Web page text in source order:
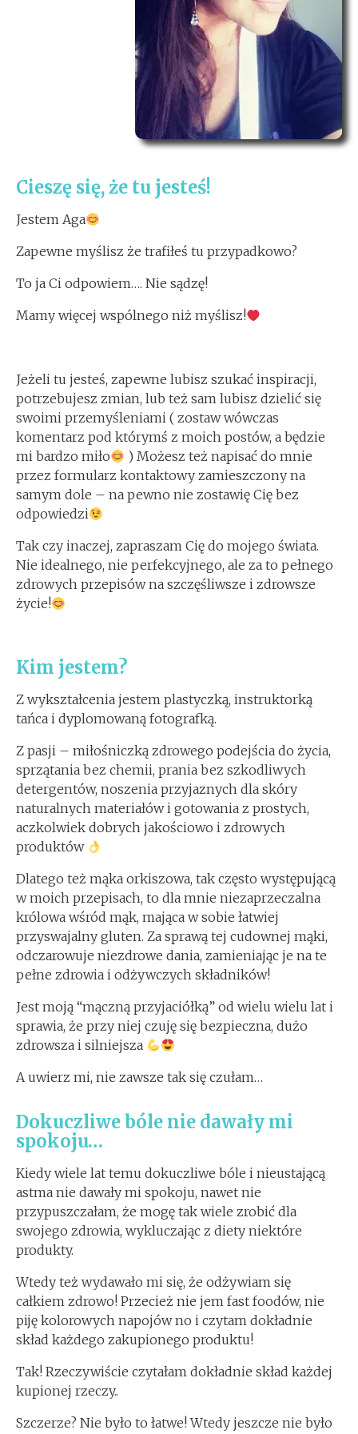
Cieszę się, że tu jesteś!
Jestem Aga
Zapewne myślisz że trafiłeś tu przypadkowo?
To ja Ci odpowiem…. Nie sądzę!
Mamy więcej wspólnego niż myślisz!
Jeżeli tu jesteś, zapewne lubisz szukać inspiracji,
potrzebujesz zmian, lub też sam lubisz dzielić się
swoimi przemyśleniami ( zostaw wówczas
komentarz pod którymś z moich postów, a będzie
mi bardzo miło
) Możesz też napisać do mnie
przez formularz kontaktowy zamieszczony na
samym dole – na pewno nie zostawię Cię bez
odpowiedzi
Tak czy inaczej, zapraszam Cię do mojego świata.
Nie idealnego, nie perfekcyjnego, ale za to pełnego
zdrowych przepisów na szczęśliwsze i zdrowsze
życie!
Kim jestem?
Z wykształcenia jestem plastyczką, instruktorką
tańca i dyplomowaną fotografką.
Z pasji – miłośniczką zdrowego podejścia do życia,
sprzątania bez chemii, prania bez szkodliwych
detergentów, noszenia przyjaznych dla skóry
naturalnych materiałów i gotowania z prostych,
aczkolwiek dobrych jakościowo i zdrowych
produktów
Dlatego też mąka orkiszowa, tak często występującą
w moich przepisach, to dla mnie niezaprzeczalna
królowa wśród mąk, mająca w sobie łatwiej
przyswajalny gluten. Za sprawą tej cudownej mąki,
odczarowuje niezdrowe dania, zamieniając je na te
pełne zdrowia i odżywczych składników!
Jest moją “mączną przyjaciółką” od wielu wielu lat i
sprawia, że przy niej czuję się bezpieczna, dużo
zdrowsza i silniejsza
A uwierz mi, nie zawsze tak się czułam…
Dokuczliwe bóle nie dawały mi
spokoju…
Kiedy wiele lat temu dokuczliwe bóle i nieustającą
astma nie dawały mi spokoju, nawet nie
przypuszczałam, że mogę tak wiele zrobić dla
swojego zdrowia, wykluczając z diety niektóre
produkty.
Wtedy też wydawało mi się, że odżywiam się
całkiem zdrowo! Przecież nie jem fast foodów, nie
piję kolorowych napojów no i czytam dokładnie
skład każdego zakupionego produktu!
Tak! Rzeczywiście czytałam dokładnie skład każdej
kupionej rzeczy..
Szczerze? Nie było to łatwe! Wtedy jeszcze nie było